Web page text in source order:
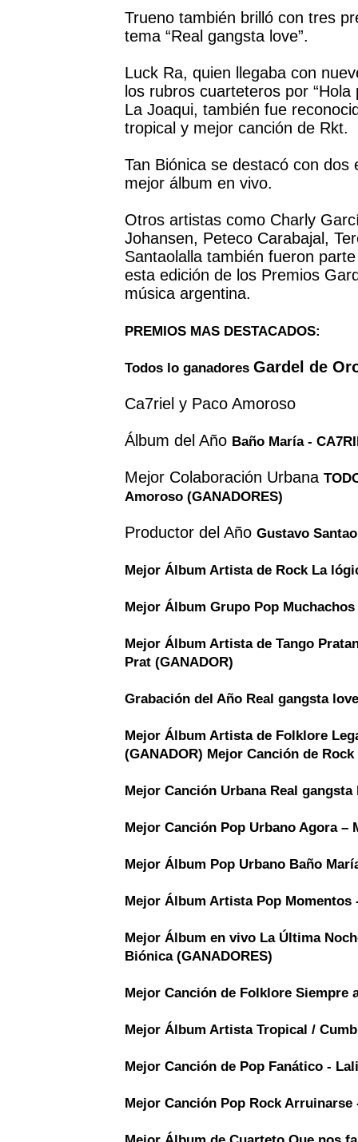
Trueno también brilló con tres
tema “Real gangsta love”.
Luck Ra, quien llegaba con
los rubros cuarteteros por
La Joaqui, también fue
tropical y mejor canción de Rkt.
Tan Biónica se destacó con
mejor álbum en vivo.
Otros artistas como Charly
Johansen, Peteco Carabajal,
Santaolalla también fueron
esta edición de los Premios
música argentina.
PREMIOS MAS DESTACADOS:
Todos lo ganadores Gardel de
Ca7riel y Paco Amoroso
Álbum del Año Baño María -
Mejor Colaboración Urbana
Amoroso (GANADORES)
Productor del Año Gustavo
Mejor Álbum Artista de Rock La
Mejor Álbum Grupo Pop Muchachos
Mejor Álbum Artista de Tango
Prat (GANADOR)
Grabación del Año Real gangsta
Mejor Álbum Artista de Folklore
(GANADOR) Mejor Canción de Rock
Mejor Canción Urbana Real gangsta
Mejor Canción Pop Urbano Agora –
Mejor Álbum Pop Urbano Baño
Mejor Álbum Artista Pop Momentos
Mejor Álbum en vivo La Última
Biónica (GANADORES)
Mejor Canción de Folklore Siempre
Mejor Álbum Artista Tropical /
Mejor Canción de Pop Fanático -
Mejor Canción Pop RockArruinarse